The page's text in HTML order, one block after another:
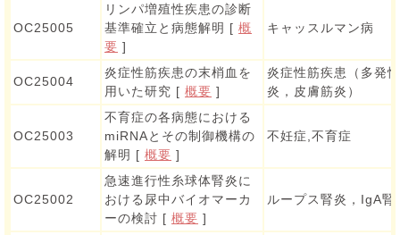
OC25005
リンパ増殖性疾患の診断
基準確立と病態解明 [ 概
要 ]
キャッスルマン病
OC25004
炎症性筋疾患の末梢血を
用いた研究 [ 概要 ]
炎症性筋疾患（多発
炎，皮膚筋炎）
OC25003
不育症の各病態における
miRNAとその制御機構の
解明 [ 概要 ]
不妊症,不育症
OC25002
急速進行性糸球体腎炎に
おける尿中バイオマーカ
ーの検討 [ 概要 ]
ループス腎炎，IgA腎